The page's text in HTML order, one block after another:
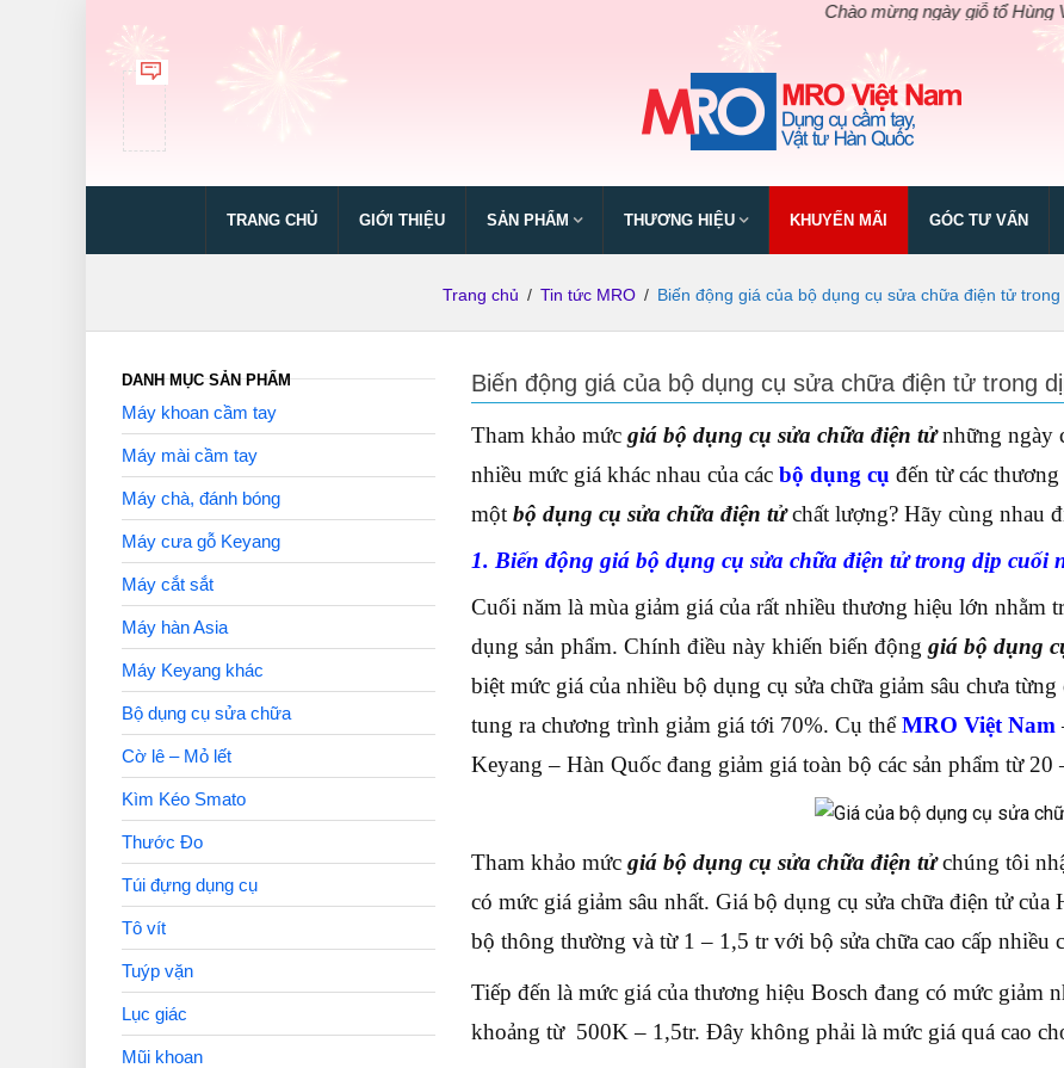
Chào mừng ngày giỗ tổ Hùng Vương.
TRANG CHỦ GIỚI THIỆU SẢN PHẨM THƯƠNG HIỆU KHUYẾN MÃI GÓC TƯ VẤN
Trang chủ / Tin tức MRO / Biến động giá của bộ dụng cụ sửa chữa điện tử
Biến động giá của bộ dụng cụ sửa chữa điện tử trong
Tham khảo mức giá bộ dụng cụ sửa chữa điện tửnhững ngày
nhiều mức giá khác nhau của các bộ dụng cụ đến từ các
một bộ dụng cụ sửa chữa điện tửchất lượng? Hãy cùng nhau
1. Biến động giá bộ dụng cụ sửa chữa điện tử trong dịp cuối
Cuối năm là mùa giảm giá của rất nhiều thương hiệu lớn nhằm
dụng sản phẩm. Chính điều này khiến biến động giá bộ dụng
biệt mức giá của nhiều bộ dụng cụ sửa chữa giảm sâu chưa
tung ra chương trình giảm giá tới 70%. Cụ thểMRO Việt Nam
Keyang – Hàn Quốc đang giảm giá toàn bộ các sản phẩm từ 20
Tham khảo mức giá bộ dụng cụ sửa chữa điện tửchúng tôi
có mức giá giảm sâu nhất. Giá bộ dụng cụ sửa chữa điện tử
bộ thông thường và từ 1 – 1,5 tr với bộ sửa chữa cao cấp nhiều
Tiếp đến là mức giá của thương hiệu Bosch đang có mức giảm
khoảng từ 500K – 1,5tr. Đây không phải là mức giá quá cao
DANH MỤC SẢN PHẨM
Máy khoan cầm tay
Máy mài cầm tay
Máy chà, đánh bóng
Máy cưa gỗ Keyang
Máy cắt sắt
Máy hàn Asia
Máy Keyang khác
Bộ dụng cụ sửa chữa
Cờ lê – Mỏ lết
Kìm Kéo Smato
Thước Đo
Túi đựng dụng cụ
Tô vít
Tuýp vặn
Lục giác
Mũi khoan